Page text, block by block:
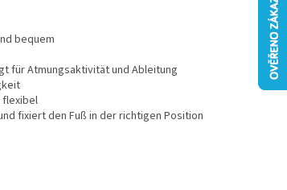
bequem
für Atmungsaktivität und Ableitung
flexibel
fixiert den Fuß in der richtigen Position